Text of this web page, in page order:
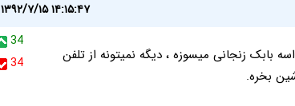
۱۳۹۲/۷/۱۵ ۱۴:۱۵:۴۷
34
34
بابک زنجانی میسوزه ، دیگه نمیتونه از تلفن
بخره.